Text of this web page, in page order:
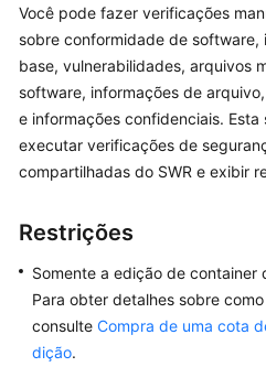
Guia
de
usuário
Ativação
Painel
Gerenciamento
ativos
Você pode fazer verificações
sobre conformidade de software,
base, vulnerabilidades, arquivos
software, informações de
e informações confidenciais.
executar verificações de
compartilhadas do SWR e exibir
Restrições
Somente a edição de container
Para obter detalhes sobre
consulte Compra de uma cota
dição.